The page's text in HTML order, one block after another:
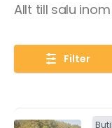
Allt till salu inom
Filter